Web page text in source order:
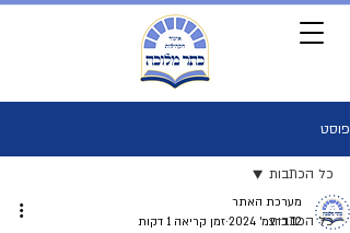
פוסט
כל הכתבות
כל הכתבות
מערכת האתר
12 בדצמ׳ 2024
זמן קריאה 1 דקות